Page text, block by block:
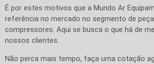
É por estes motivos que a Mundo Ar
referência no mercado no segmento de
compressores. Aqui se busca o que há de
nossos clientes.
Não perca mais tempo, faça uma cotação